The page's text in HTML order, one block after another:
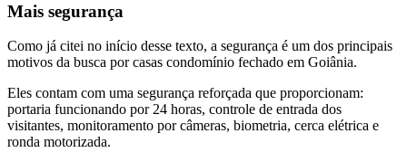
Mais segurança
Como já citei no início desse texto, a segurança é um dos principais
motivos da busca por casas condomínio fechado em Goiânia.
Eles contam com uma segurança reforçada que proporcionam:
portaria funcionando por 24 horas, controle de entrada dos
visitantes, monitoramento por câmeras, biometria, cerca elétrica e
ronda motorizada.